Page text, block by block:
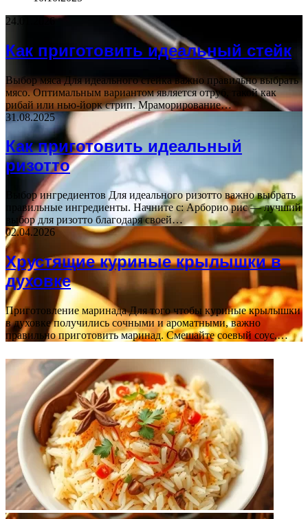
24.01.2026
Как приготовить идеальный стейк
Выбор мяса Для идеального стейка важно правильно выбрать
мясо. Оптимальным вариантом является отруб, такой как
рибай или нью-йорк стрип. Мраморирование…
31.08.2025
Как приготовить идеальный
ризотто
Выбор ингредиентов Для идеального ризотто важно выбрать
правильные ингредиенты. Начните с: Арборио рис — лучший
выбор для ризотто благодаря своей…
02.04.2026
Хрустящие куриные крылышки в
духовке
Приготовление маринада Для того чтобы куриные крылышки
в духовке получились сочными и ароматными, важно
правильно приготовить маринад. Смешайте соевый соус,…